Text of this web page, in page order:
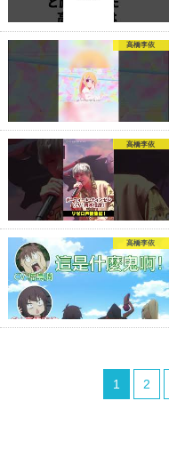
高橋李依
高橋李依
高橋李依
1 2